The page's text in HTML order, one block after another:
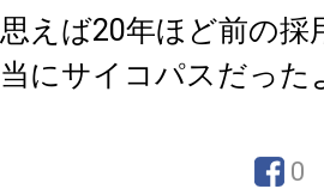
思えば20年ほど前の採
当にサイコパスだった
0